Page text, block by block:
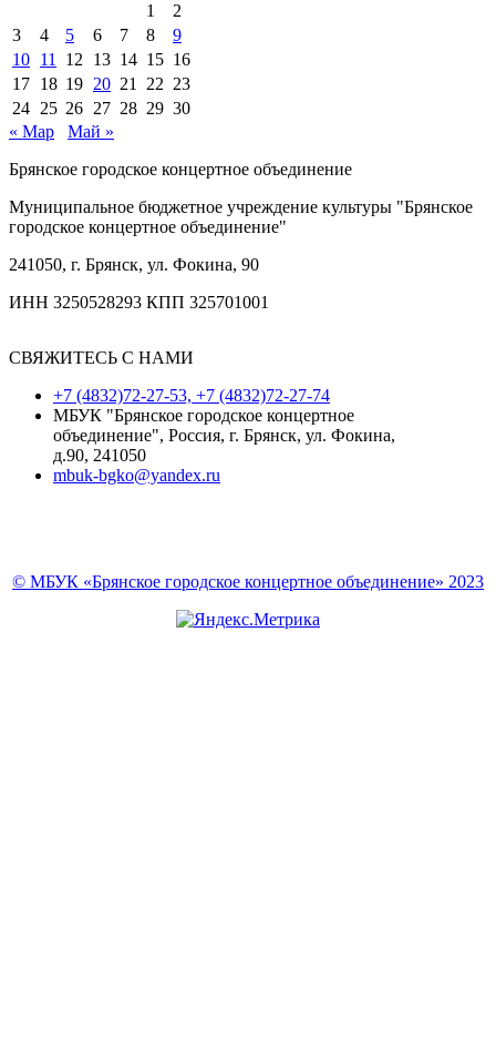
1
2
3
4 5 6 7 8
9
10 11 12 13 14 15 16
17 18 19 20 21 22 23
24 25 26 27 28 29 30
« Мар
Май »
Брянское городское концертное объединение
Муниципальное бюджетное учреждение культуры "Брянское
городское концертное объединение"
241050, г. Брянск, ул. Фокина, 90
ИНН 3250528293 КПП 325701001
СВЯЖИТЕСЬ С НАМИ
+7 (4832)72-27-53, +7 (4832)72-27-74
МБУК "Брянское городское концертное
объединение", Россия, г. Брянск, ул. Фокина,
д.90, 241050
mbuk-bgko@yandex.ru
© МБУК «Брянское городское концертное объединение» 2023